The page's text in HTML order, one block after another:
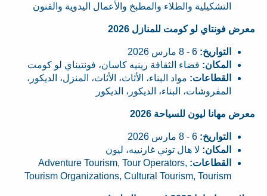
التشكيلية والطلاء والمطبخ والأعمال اليدوية والفنون
معرض فونتاي لو كومت للمنازل 2026
التواريخ:
المكان: فضاء الثقافة رينيه كاسان، فونتيناي لو كومت
القطاعات: مواد البناء، الأثاث، الأثاث، المنزل، الديكور،
المفروشات، البناء، الديكور، الديكور
معرض مهانا ليون للسياحة 2026
التواريخ:
المكان: لا هال توني غارنييه، ليون
القطاعات: Adventure Tourism, Tour Operators,
Tourism Organizations, Cultural Tourism, Tourism